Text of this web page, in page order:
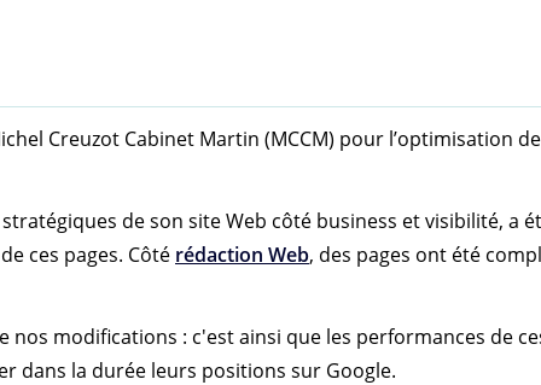
Creuzot Cabinet Martin (MCCM) pour l’optimisation
de son site Web côté business et visibilité, a
ces pages. Côté rédaction Web, des pages ont été
modifications : c'est ainsi que les performances de
dans la durée leurs positions sur Google.